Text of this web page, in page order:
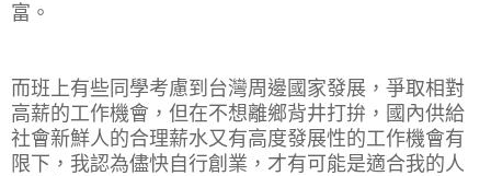
富。
而班上有些同學考慮到台灣周邊國家發展，爭取相對
高薪的工作機會，但在不想離鄉背井打拚，國內供給
社會新鮮人的合理薪水又有高度發展性的工作機會有
限下，我認為儘快自行創業，才有可能是適合我的人